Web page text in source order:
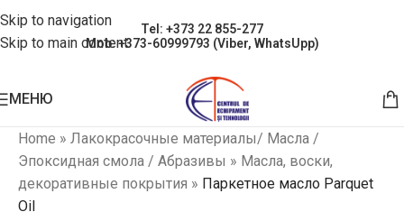
Skip to navigation
Skip to main content
Tel: +373 22 855-277
Mob: +373-60999793 (Viber, WhatsUpp)
МЕНЮ
Home » Лакокрасочные материалы/ Масла /
Эпоксидная смола / Абразивы » Масла, воски,
декоративные покрытия » Паркетное масло Parquet
Oil